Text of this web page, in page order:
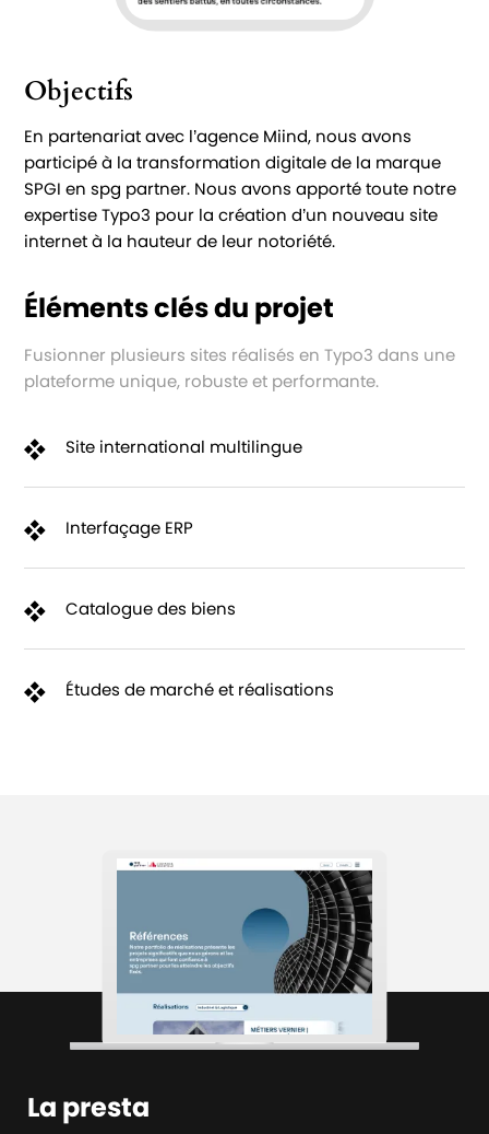
Objectifs
En partenariat avec l’agence Miind, nous avons
participé à la transformation digitale de la marque
SPGI en spg partner. Nous avons apporté toute notre
expertise Typo3 pour la création d’un nouveau site
internet à la hauteur de leur notoriété.
Éléments clés du projet
Fusionner plusieurs sites réalisés en Typo3 dans une
plateforme unique, robuste et performante.
Site international multilingue
Interfaçage ERP
Catalogue des biens
Études de marché et réalisations
La presta